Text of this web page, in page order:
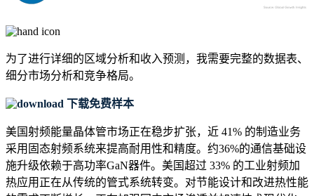
为了进行详细的区域分析和收入预测，我需要完整的数据表、
细分市场分析和竞争格局。
下载免费样本
美国射频能量晶体管市场正在稳步扩张，近 41% 的制造业务
采用固态射频系统来提高耐用性和精度。约36%的通信基础设
施升级依赖于高功率GaN器件。美国超过 33% 的工业射频加
热应用正在从传统的管式系统转变。对节能设计和改进热性能